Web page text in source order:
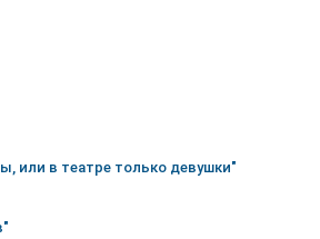
или в театре только девушки"